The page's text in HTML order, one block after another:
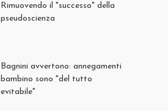
Rimuovendo il "successo" della
pseudoscienza
Bagnini avvertono: annegamenti
bambino sono "del tutto
evitabile"